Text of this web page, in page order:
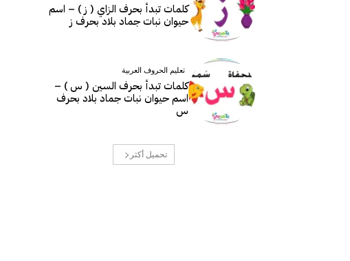
كلمات تبدأ بحرف الزاي ( ز ) – اسم
حيوان نبات جماد بلاد بحرف ز
تعليم الحروف العربية
كلمات تبدأ بحرف السين ( س ) –
اسم حيوان نبات جماد بلاد بحرف
س
تحميل أكثر